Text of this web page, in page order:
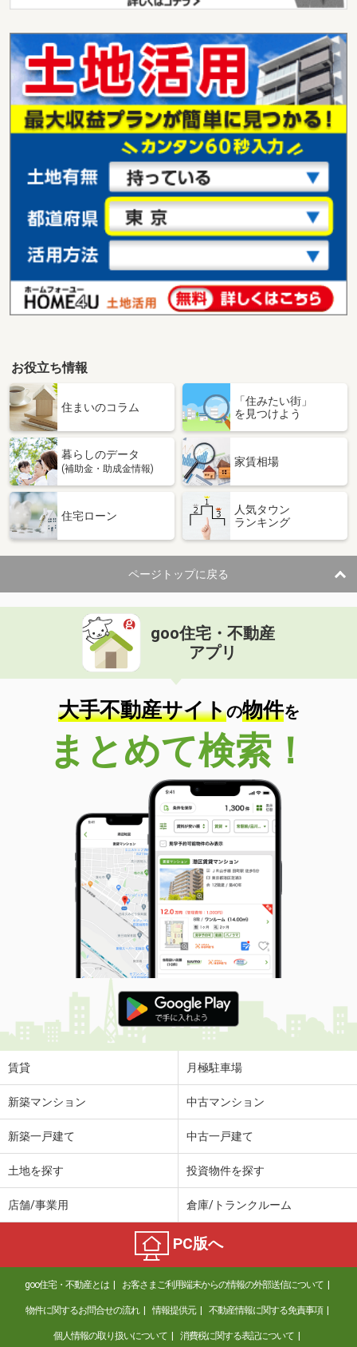
お役立ち情報
住まいのコラム
「住みたい街」
を見つけよう
暮らしのデータ
(補助金・助成金情報)
家賃相場
住宅ローン
人気タウン
ランキング
ページトップに戻る
goo住宅・不動産
アプリ
大手不動産サイトの物件を
まとめて検索！
賃貸 月極駐車場
新築マンション 中古マンション
新築一戸建て 中古一戸建て
土地を探す 投資物件を探す
店舗/事業用 倉庫/トランクルーム
PC版へ
goo住宅・不動産とは お客さまご利用端末からの情報の外部送信について
物件に関するお問合せの流れ 情報提供元 不動産情報に関する免責事項
個人情報の取り扱いについて 消費税に関する表記について